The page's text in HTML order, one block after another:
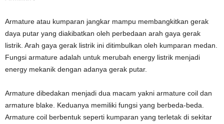
Armature atau kumparan jangkar mampu membangkitkan gerak
daya putar yang diakibatkan oleh perbedaan arah gaya gerak
listrik. Arah gaya gerak listrik ini ditimbulkan oleh kumparan medan.
Fungsi armature adalah untuk merubah energy listrik menjadi
energy mekanik dengan adanya gerak putar.
Armature dibedakan menjadi dua macam yakni armature coil dan
armature blake. Keduanya memiliki fungsi yang berbeda-beda.
Armature coil berbentuk seperti kumparan yang terletak di sekitar